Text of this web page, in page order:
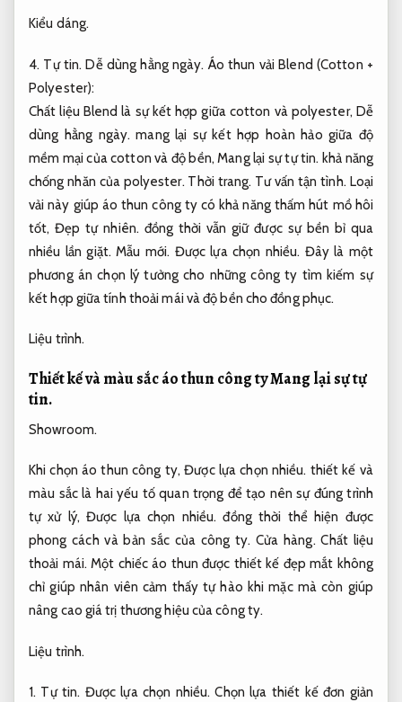
Kiểu dáng.
4. Tự tin. Dễ dùng hằng ngày. Áo thun vải Blend (Cotton +
Polyester):
Chất liệu Blend là sự kết hợp giữa cotton và polyester, Dễ
dùng hằng ngày. mang lại sự kết hợp hoàn hảo giữa độ
mềm mại của cotton và độ bền,Mang lại sự tự tin. khả năng
chống nhăn của polyester. Thời trang. Tư vấn tận tình. Loại
vải này giúp áo thun công ty có khả năng thấm hút mồ hôi
tốt,Đẹp tự nhiên. đồng thời vẫn giữ được sự bền bỉ qua
nhiều lần giặt.Mẫu mới. Được lựa chọn nhiều. Đây là một
phương án chọn lý tưởng cho những công ty tìm kiếm sự
kết hợp giữa tính thoải mái và độ bền cho đồng phục.
Liệu trình.
Thiết kế và màu sắc áo thun công tyMang lại sự tự
tin.
Showroom.
Khi chọn áo thun công ty,Được lựa chọn nhiều. thiết kế và
màu sắc là hai yếu tố quan trọng để tạo nên sự đúng trình
tự xử lý,Được lựa chọn nhiều. đồng thời thể hiện được
phong cách và bản sắc của công ty.Cửa hàng. Chất liệu
thoải mái. Một chiếc áo thun được thiết kế đẹp mắt không
chỉ giúp nhân viên cảm thấy tự hào khi mặc mà còn giúp
nâng cao giá trị thương hiệu của công ty.
Liệu trình.
1. Tự tin. Được lựa chọn nhiều. Chọn lựa thiết kế đơn giản